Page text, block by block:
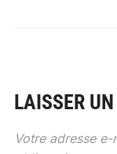
LAISSER
Votre adresse